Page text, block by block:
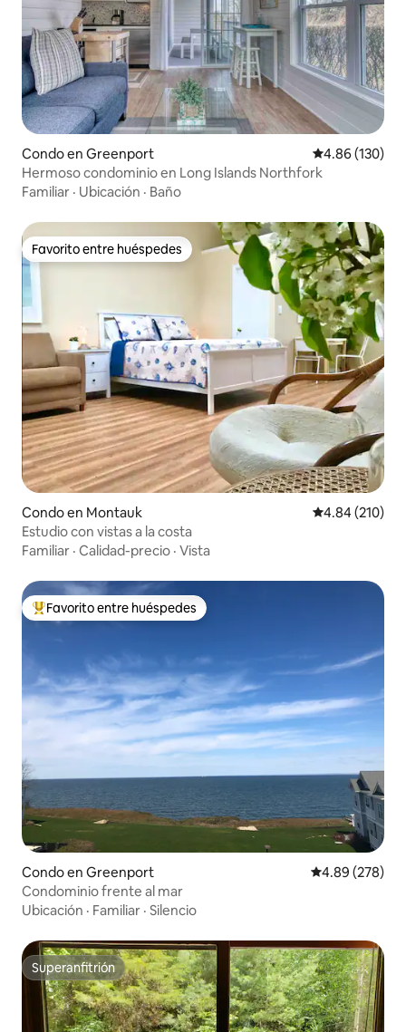
Condo en Greenport Calificación
4.86 (130)
Hermoso condominio en Long Islands Northfork
Familiar · Ubicación · Baño
Favorito entre huéspedes
Favorito entre huéspedes
Condo en Montauk Calificación
4.84 (210)
Estudio con vistas a la costa
Familiar · Calidad-precio · Vista
Favorito entre huéspedes preferido
Favorito entre huéspedes
Condo en Greenport Calificación
4.89 (278)
Condominio frente al mar
Ubicación · Familiar · Silencio
Superanfitrión
Superanfitrión